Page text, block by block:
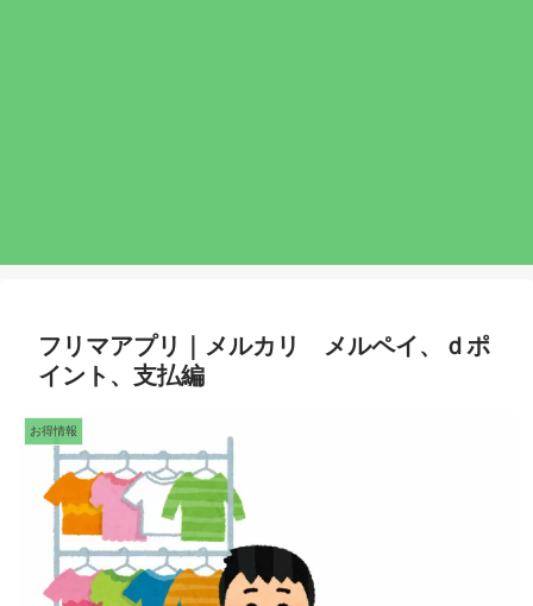
フリマアプリ｜メルカリ メルペイ、ｄポ
イント、支払編
お得情報